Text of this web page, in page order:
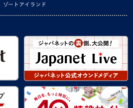
ゾートアイランド